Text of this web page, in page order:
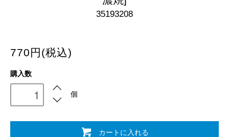
35193208
770円(税込)
購入数
個
カートに入れる